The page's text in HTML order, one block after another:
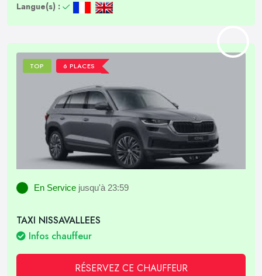
Langue(s) :
TOP 6 PLACES
En Service jusqu'à 23:59
TAXI NISSAVALLEES
Infos chauffeur
RÉSERVEZ CE CHAUFFEUR